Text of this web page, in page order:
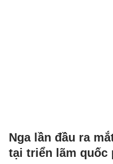
Nga lần đầu ra
tại triển lãm quốc